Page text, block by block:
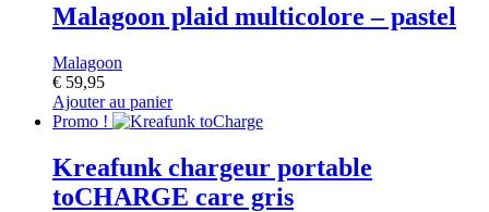
Malagoon plaid multicolore – pastel
Malagoon
€ 59,95
Ajouter au panier
Promo !
Kreafunk chargeur portable
toCHARGE care gris